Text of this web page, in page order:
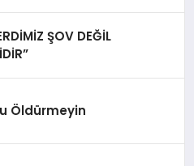
ŞOV DEĞİL
Öldürmeyin